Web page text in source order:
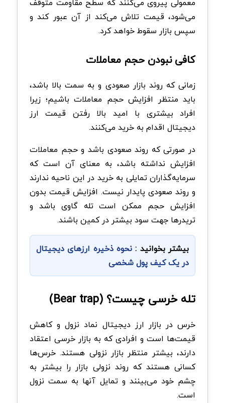
می‌شود، قیمت تلاش می‌کند از آن عبور کند و
سپس بازار سقوط خواهد کرد.
کافی نبودن حجم معاملات
زمانی که روند بازار صعودی و به سمت بالا باشد،
باید منتظر افزایش حجم معاملات باشیم؛ زیرا
افراد بیشتری با امید بالا رفتن قیمت ارز
دیجیتال اقدام به خرید می‌کنند.
در صورتی که روند صعودی باشد و حجم معاملات
افزایش نداشته باشد، به معنای آن است که
سرمایه‌گذاران تمایلی به خرید در این ناحیه ندارند
و روند صعودی پایدار نیست. افزایش قیمت بدون
افزایش حجم ممکن است تله گاوی باشد و
تریدرها جهت سود بیشتر در کمین باشند.
بیشتر بخوانید : نحوه ذخیره ارزهای دیجیتال
در یک کیف پول شخصی
تله خرسی چیست؟ (Bear trap)
خرس در بازار ارز دیجیتال نماد نزول و کاهش
قیمت‌ها است و افرادی که به بازار خرسی اعتقاد
دارند، بیشتر منتظر بازار نزولی هستند. خرس‌ها
کسانی هستند که روند نزولی بازار را بیشتر به
چشم خود می‌بینند و تمایل آنها به سمت نزول
است.